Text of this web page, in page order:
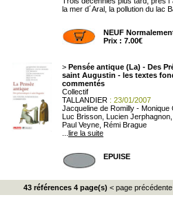
la mer d´Aral, la pollution du lac
NEUF
Prix : 7.00€
> Pensée antique (La) - Des
saint Augustin - les textes
commentés
Collectif
TALLANDIER : 23/01/2007
Jacqueline de Romilly - Monique
Luc Brisson, Lucien
Paul Veyne, Rémi Brague
lire la suite
EPUISE
43 références 4 page(s) < page précédente